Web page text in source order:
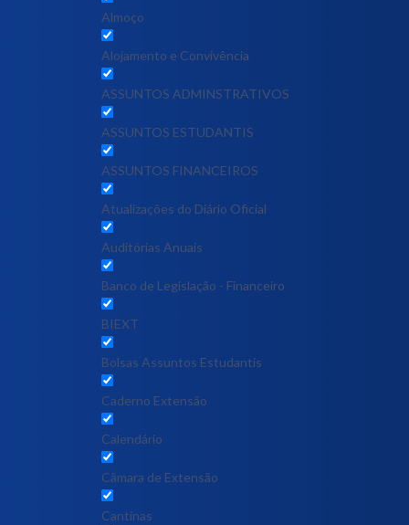
Almoço
Alojamento e Convivência
ASSUNTOS ADMINSTRATIVOS
ASSUNTOS ESTUDANTIS
ASSUNTOS FINANCEIROS
Atualizações do Diário Oficial
Auditórias Anuais
Banco de Legislação - Financeiro
BIEXT
Bolsas Assuntos Estudantis
Caderno Extensão
Calendário
Câmara de Extensão
Cantinas